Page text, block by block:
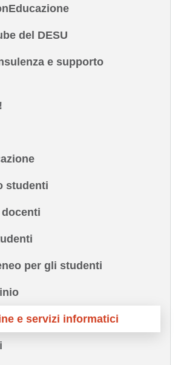
del DESU
e supporto
studenti
per gli studenti
e servizi informatici